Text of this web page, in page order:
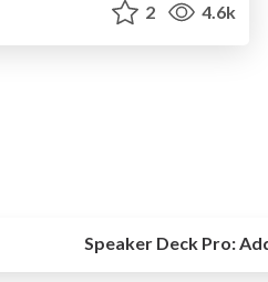
2 4.6k
Speaker Deck Pro: